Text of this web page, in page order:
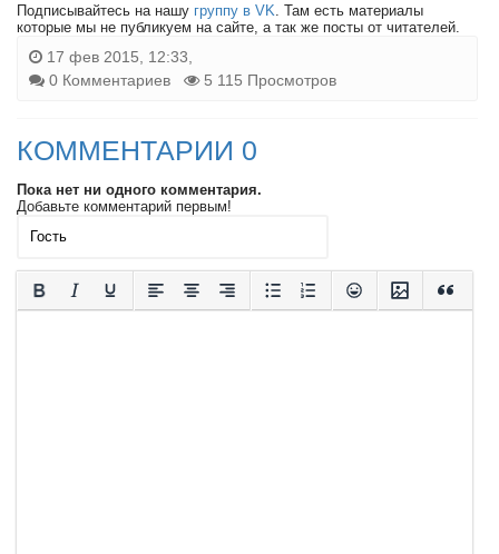
Подписывайтесь на нашу группу в VK . Там есть материалы
которые мы не публикуем на сайте, а так же посты от читателей.
17 фев 2015, 12:33,
0 Комментариев
5 115 Просмотров
КОММЕНТАРИИ 0
Пока нет ни одного комментария.
Добавьте комментарий первым!